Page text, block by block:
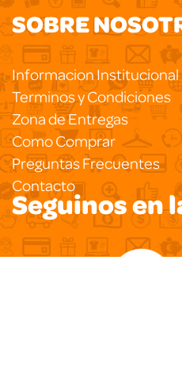
SOBRE
Informacion Institucional
Terminos y Condiciones
Zona de Entregas
Como Comprar
Preguntas Frecuentes
Contacto
Seguinos en